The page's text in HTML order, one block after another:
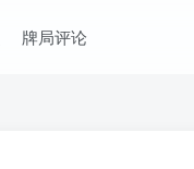
牌局评论